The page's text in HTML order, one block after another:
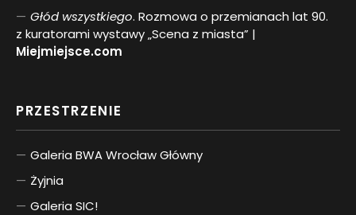
Głód wszystkiego. Rozmowa o przemianach lat 90.
z kuratorami wystawy „Scena z miasta” |
Miejmiejsce.com
PRZESTRZENIE
Galeria BWA Wrocław Główny
Żyjnia
Galeria SIC!